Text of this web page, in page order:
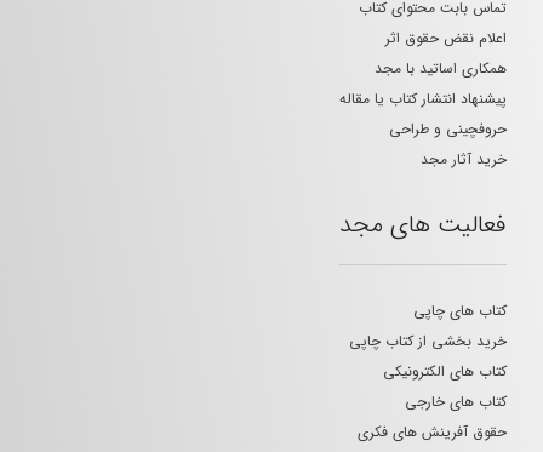
تماس بابت محتوای کتاب
اعلام نقض حقوق اثر
همکاری اساتید با مجد
پیشنهاد انتشار کتاب یا مقاله
حروفچینی و طراحی
خرید آثار مجد
فعالیت های مجد
کتاب های چاپی
خرید بخشی از کتاب چاپی
کتاب های الکترونیکی
کتاب های خارجی
حقوق آفرینش های فکری